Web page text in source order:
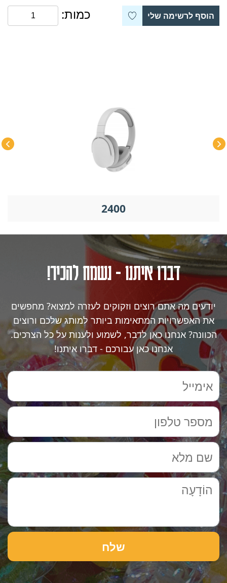
הוסף לרשימה שלי כמות:
2400
דברו איתנו - נשמח להכיר!
יודעים מה אתם רוצים וזקוקים לעזרה למצוא? מחפשים
את האפשרויות המתאימות ביותר למותג שלכם ורוצים
הכוונה? אנחנו כאן לדבר, לשמוע ולענות על כל הצרכים.
אנחנו כאן עבורכם - דברו איתנו!